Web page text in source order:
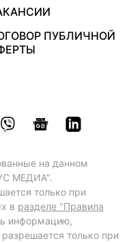
ПУБЛИЧНОЙ
на данном
МЕДИА".
только при
в разделе "Правила
информацию,
только при